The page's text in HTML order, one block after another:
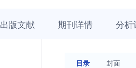
出版文献 期刊详情 分析
目录 封面